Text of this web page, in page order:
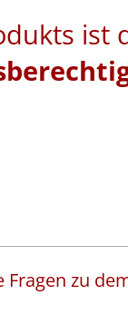
ist
Fragen zu